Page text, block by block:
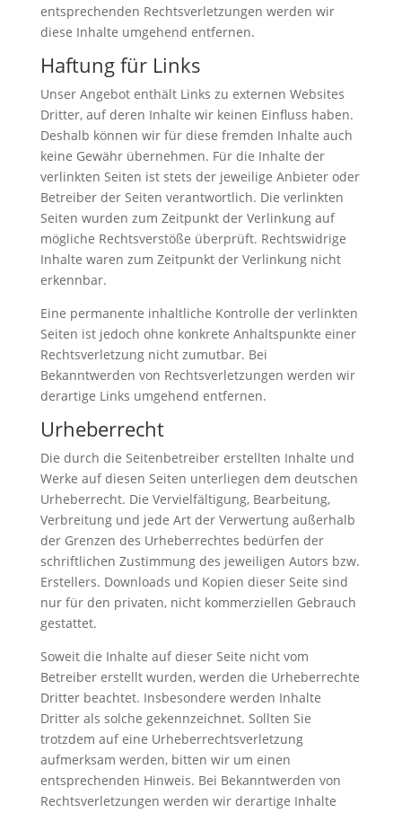
entsprechenden Rechtsverletzungen werden wir
diese Inhalte umgehend entfernen.
Haftung für Links
Unser Angebot enthält Links zu externen Websites
Dritter, auf deren Inhalte wir keinen Einfluss haben.
Deshalb können wir für diese fremden Inhalte auch
keine Gewähr übernehmen. Für die Inhalte der
verlinkten Seiten ist stets der jeweilige Anbieter oder
Betreiber der Seiten verantwortlich. Die verlinkten
Seiten wurden zum Zeitpunkt der Verlinkung auf
mögliche Rechtsverstöße überprüft. Rechtswidrige
Inhalte waren zum Zeitpunkt der Verlinkung nicht
erkennbar.
Eine permanente inhaltliche Kontrolle der verlinkten
Seiten ist jedoch ohne konkrete Anhaltspunkte einer
Rechtsverletzung nicht zumutbar. Bei
Bekanntwerden von Rechtsverletzungen werden wir
derartige Links umgehend entfernen.
Urheberrecht
Die durch die Seitenbetreiber erstellten Inhalte und
Werke auf diesen Seiten unterliegen dem deutschen
Urheberrecht. Die Vervielfältigung, Bearbeitung,
Verbreitung und jede Art der Verwertung außerhalb
der Grenzen des Urheberrechtes bedürfen der
schriftlichen Zustimmung des jeweiligen Autors bzw.
Erstellers. Downloads und Kopien dieser Seite sind
nur für den privaten, nicht kommerziellen Gebrauch
gestattet.
Soweit die Inhalte auf dieser Seite nicht vom
Betreiber erstellt wurden, werden die Urheberrechte
Dritter beachtet. Insbesondere werden Inhalte
Dritter als solche gekennzeichnet. Sollten Sie
trotzdem auf eine Urheberrechtsverletzung
aufmerksam werden, bitten wir um einen
entsprechenden Hinweis. Bei Bekanntwerden von
Rechtsverletzungen werden wir derartige Inhalte